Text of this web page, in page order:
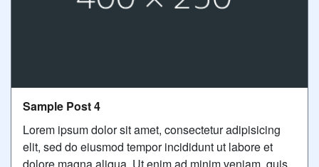
Sample Post 4
Lorem ipsum dolor sit amet, consectetur adipisicing
elit, sed do eiusmod tempor incididunt ut labore et